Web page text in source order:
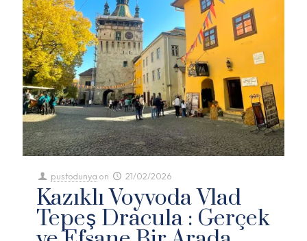
pustodunya on 21/02/2026
Kazıklı Voyvoda Vlad
Tepeş Dracula : Gerçek